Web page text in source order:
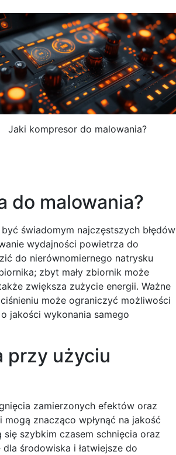
Jaki kompresor do malowania?
do malowania?
świadomym najczęstszych błędów
wydajności powietrza do
do nierównomiernego natrysku
zbyt mały zbiornik może
zwiększa zużycie energii. Ważne
może ograniczyć możliwości
jakości wykonania samego
przy użyciu
zamierzonych efektów oraz
znacząco wpłynąć na jakość
szybkim czasem schnięcia oraz
środowiska i łatwiejsze do